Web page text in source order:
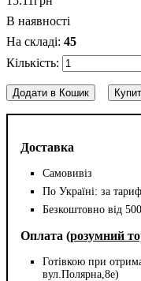
Доставка
Самовивіз
По Україні: за
Безкоштовно від
Оплата (розумний
Готівкою при
вул.Полярна,8е)
В наявності
45
Додати в Кошик